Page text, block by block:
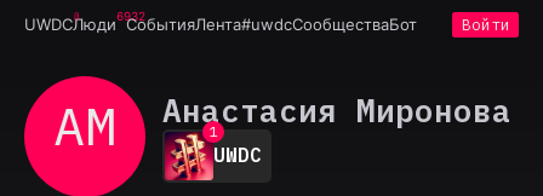
UWDCЛюди6932
СобытияЛента#uwdcСообществаБот Войти
АМ Анастасия Миронова
0
1
2
3
UWDC